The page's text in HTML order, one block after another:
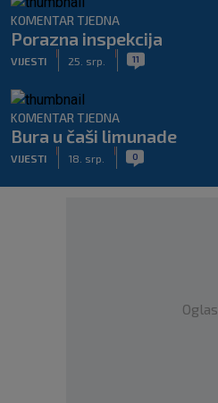
KOMENTAR TJEDNA
Porazna inspekcija
VIJESTI 25. srp. 11
KOMENTAR TJEDNA
Bura u čaši limunade
VIJESTI 18. srp. 0
Oglas